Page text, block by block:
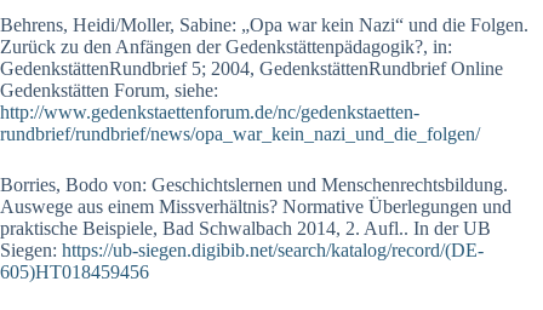
Behrens, Heidi/Moller, Sabine: „Opa war kein Nazi“ und die Folgen.
Zurück zu den Anfängen der Gedenkstättenpädagogik?, in:
GedenkstättenRundbrief 5; 2004, GedenkstättenRundbrief Online
Gedenkstätten Forum, siehe:
http://www.gedenkstaettenforum.de/nc/gedenkstaetten-
rundbrief/rundbrief/news/opa_war_kein_nazi_und_die_folgen/
Borries, Bodo von: Geschichtslernen und Menschenrechtsbildung.
Auswege aus einem Missverhältnis? Normative Überlegungen und
praktische Beispiele, Bad Schwalbach 2014, 2. Aufl.. In der UB
Siegen: https://ub-siegen.digibib.net/search/katalog/record/(DE-
605)HT018459456